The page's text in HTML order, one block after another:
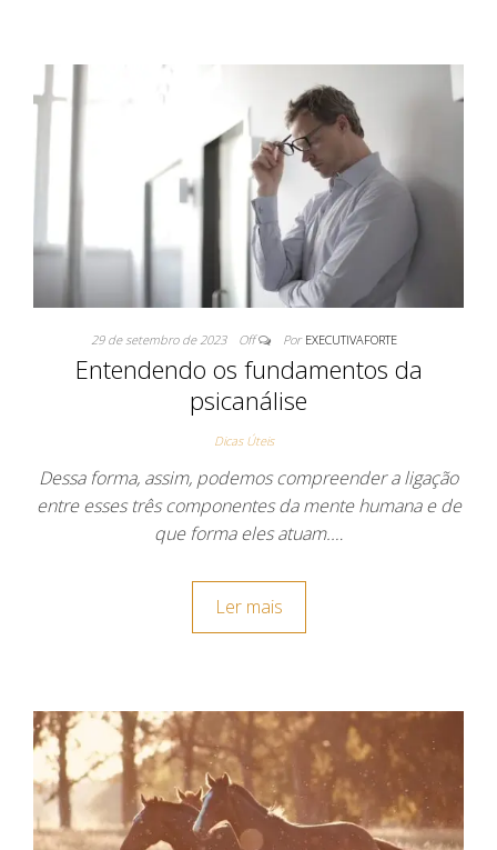
29 de setembro de 2023 Off Por EXECUTIVAFORTE
Entendendo os fundamentos da
psicanálise
Dicas Úteis
Dessa forma, assim, podemos compreender a ligação
entre esses três componentes da mente humana e de
que forma eles atuam.…
Ler mais